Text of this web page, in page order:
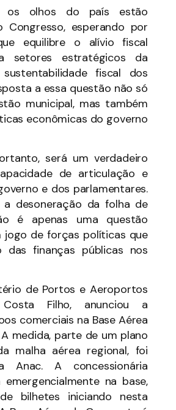
os olhos do país estão
esperando por
equilibre o alívio fiscal
setores estratégicos da
fiscal dos
a essa questão não só
municipal, mas também
econômicas do governo
será um verdadeiro
de articulação e
e dos parlamentares.
desoneração da folha de
é apenas uma questão
jogo de forças políticas que
das finanças públicas nos
de Portos e Aeroportos
Filho, anunciou a
comerciais na Base Aérea
A medida, parte de um plano
malha aérea regional, foi
Anac. A concessionária
na base,
bilhetes iniciando nesta